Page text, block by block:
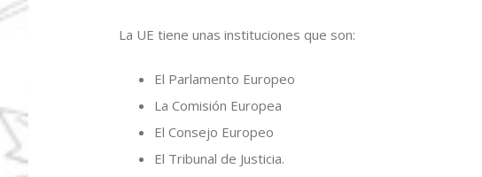
La UE tiene unas instituciones que son:
El Parlamento Europeo
La Comisión Europea
El Consejo Europeo
El Tribunal de Justicia.